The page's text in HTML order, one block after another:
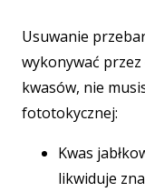
Usuwanie
wykonywać przez
kwasów, nie
fototokycznej:
Kwas
likwiduje